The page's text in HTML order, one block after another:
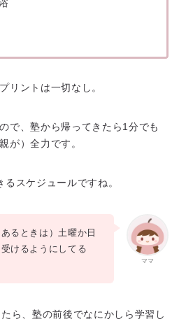
リントは一切なし。
で、塾から帰ってきたら1分でも
が）全力です。
スケジュールですね。
ママ
るときは）土曜か日
けるようにしてる
ら、塾の前後でなにかしら学習し